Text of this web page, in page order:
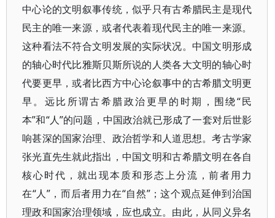
中心论的文明叙事传统，似乎只有古希腊民主是现代
民主的唯一来源，或者代表着现代民主的唯一来源。
这种看法不符合文明发展的实际状况。中国文明形成
的轴心时代比雅斯贝斯所说的人类各大文明的轴心时
代要更早，或者比西方中心论叙事中的古希腊文明更
早。远比所谓古希腊政治更早的时期，围绕“民
本”和“人”的问题，中国政治就已形成了一套对后世影
响甚深的国家治理、政治哲学和人道思想。考古学家
张光直先生就此指出，中国文明和古希腊文明在各自
核心时代，就出现本质和形态上分流，前者用力
在“人”，而后者用力在“自然”；这个观点延伸到治国
理政和国家治理领域，应也成立。由此，从同义异名